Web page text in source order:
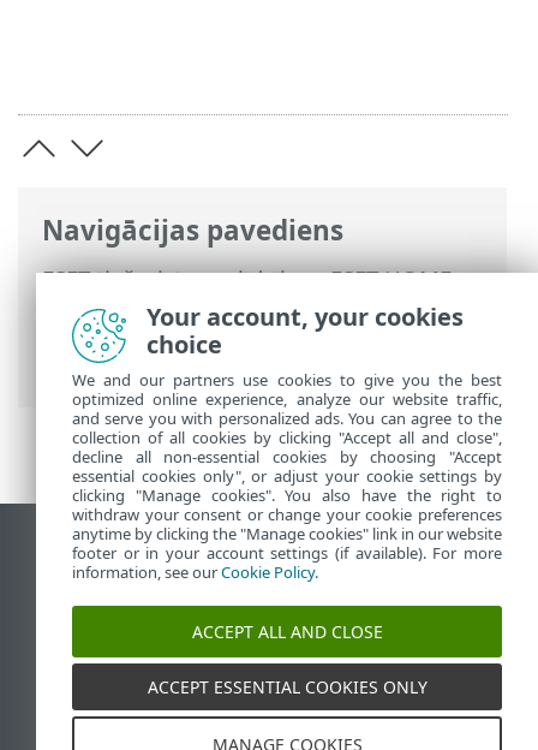
Navigācijas pavediens
ESET tiešsaistes palīdzība>ESET HOME>
ESET HOME izmantošana >Dalībnieki>
Dalībniekam piešķirtie ESET līdzekļi
ESET Identitātes aizsardzība
Skatīt darbvirsmas vietni
End of Life
ESET zināšanu bāze
ESET Status Portal
Reģionālais atbalsts
Your account, your cookies
choice
We and our partners use cookies to give you the best
optimized online experience, analyze our website traffic,
and serve you with personalized ads. You can agree to the
collection of all cookies by clicking "Accept all and close",
decline all non-essential cookies by choosing "Accept
essential cookies only", or adjust your cookie settings by
clicking "Manage cookies". You also have the right to
withdraw your consent or change your cookie preferences
anytime by clicking the "Manage cookies" link in our website
footer or in your account settings (if available). For more
information, see ourCookie Policy.
ACCEPT ALL AND CLOSE
ACCEPT ESSENTIAL COOKIES ONLY
MANAGE COOKIES